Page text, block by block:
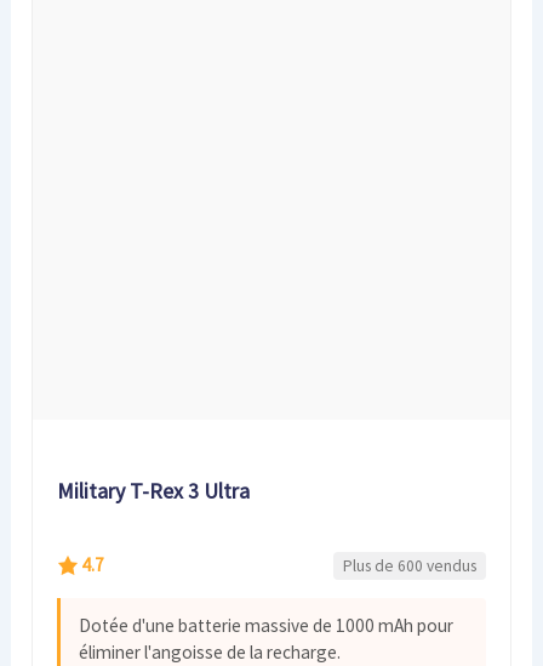
Military T-Rex 3 Ultra
4.7 Plus de 600 vendus
Dotée d'une batterie massive de 1000 mAh pour
éliminer l'angoisse de la recharge.